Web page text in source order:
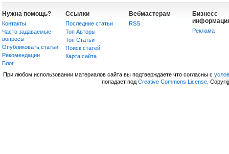
Нужна помощь?
Контакты
Часто задаваемые
вопросы
Опубликовать статьи
Рекомендации
Блог
Ссылки
Последние статьи
Топ Авторы
Топ Статьи
Поиск статей
Карта сайта
Вебмастерам
RSS
Бизнесс
Реклама
При любом использовании материалов сайта вы подтверждаете что согласны с
попадает под Creative Commons License.